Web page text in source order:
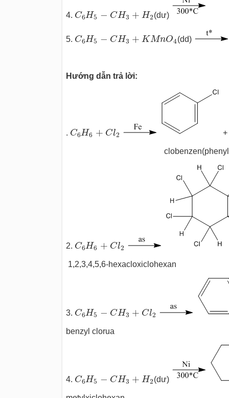
4. C6H5 − CH3 + H2
C6H CH3+ H 2 (dư)
5. C6H5 − CH3 + KMnO4
C6H CH3+ K MnO4 (dd)
Hướng dẫn trả lời:
. C6H6 + Cl2
C6H + Cl2 +
clobenzen(phenyl
2. C6H6 + Cl2
C6H + Cl2
1,2,3,4,5,6-hexacloxiclohexan
3. C6H5 − CH3 + Cl2
C6H CH3+ C 2
benzyl clorua
4. C6H5 − CH3 + H2
C6H CH3+ H 2 (dư)